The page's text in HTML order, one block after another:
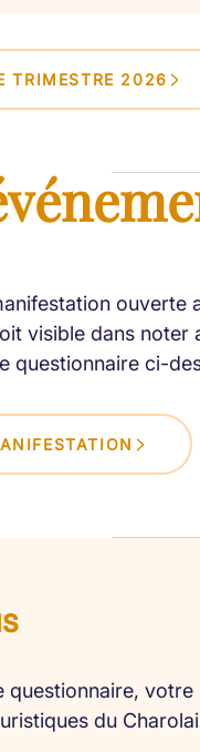
TRIMESTRE 2026
visible dans noter
questionnaire ci-
questionnaire,
du